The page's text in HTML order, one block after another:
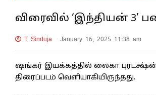
விரைவில் ‘இந்தியன் 3’
T Sinduja January 16, 2025 11:38 am
ஷங்கர் இயக்கத்தில் லைகா
திரைப்படம் வெளியாகியிருந்தது.